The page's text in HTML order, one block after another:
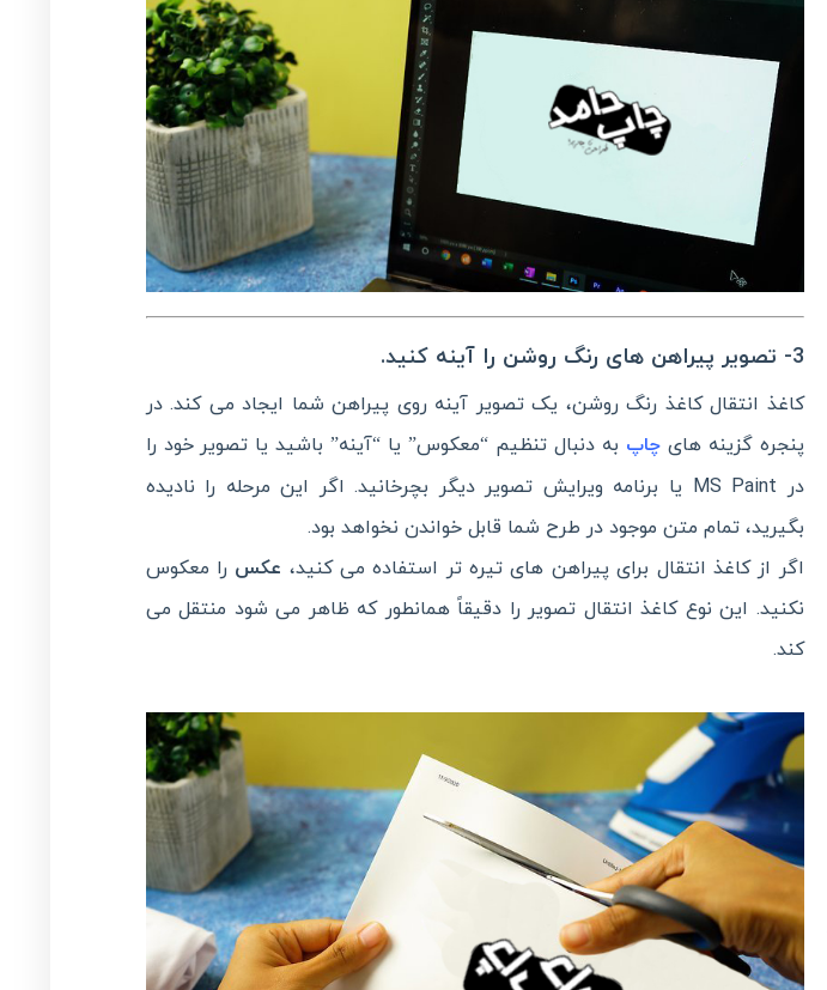
3- تصویر پیراهن های رنگ روشن را آینه کنید.
کاغذ انتقال کاغذ رنگ روشن، یک تصویر آینه روی پیراهن شما ایجاد می کند. در
پنجره گزینه هایچاپ به دنبال تنظیم “معکوس” یا “آینه” باشید یا تصویر خود را
در MS Paint یا برنامه ویرایش تصویر دیگر بچرخانید. اگر این مرحله را نادیده
بگیرید، تمام متن موجود در طرح شما قابل خواندن نخواهد بود.
اگر از کاغذ انتقال برای پیراهن های تیره تر استفاده می کنید، عکس را معکوس
نکنید. این نوع کاغذ انتقال تصویر را دقیقاً همانطور که ظاهر می شود منتقل می
کند.